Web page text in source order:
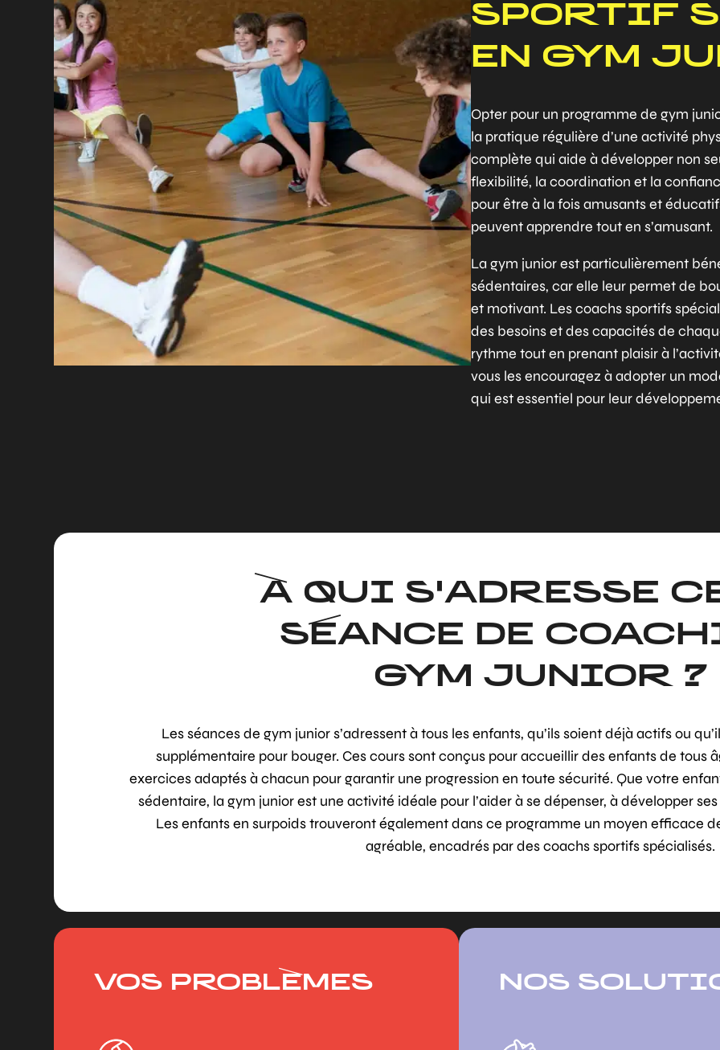
SPORTIF
EN GYM
Opter pour un programme de gym
la pratique régulière d’une activité
complète qui aide à développer non
flexibilité, la coordination et la
pour être à la fois amusants et
peuvent apprendre tout en s’amusant.
La gym junior est particulièrement
sédentaires, car elle leur permet de
et motivant. Les coachs sportifs
des besoins et des capacités de
rythme tout en prenant plaisir à
vous les encouragez à adopter un
qui est essentiel pour leur
À QUI S'ADRESSE
SÉANCE DE
GYM JUNIOR ?
Les séances de gym junior s’adressent à tous les enfants, qu’ils soient déjà actifs ou
supplémentaire pour bouger. Ces cours sont conçus pour accueillir des enfants de tous
exercices adaptés à chacun pour garantir une progression en toute sécurité. Que votre
sédentaire, la gym junior est une activité idéale pour l’aider à se dépenser, à développer
Les enfants en surpoids trouveront également dans ce programme un moyen efficace
agréable, encadrés par des coachs sportifs spécialisés.
VOS PROBLÈMES NOS